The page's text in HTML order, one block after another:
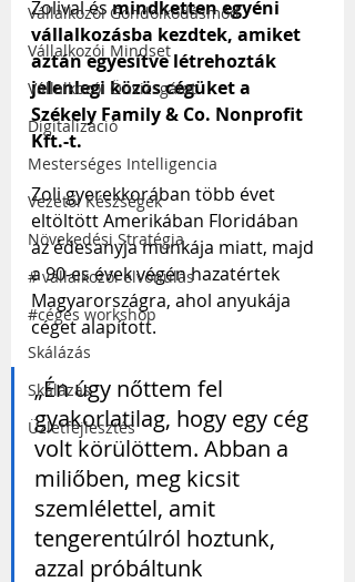
Vállalkozói Gondolkodásmód
Vállalkozói Mindset
Vállalkozói Önvizsgálat
Digitalizáció
Mesterséges Intelligencia
Vezetői Készségek
Növekedési Stratégia
# vállalkozói elvonulás
#céges workshop
Skálázás
Skálázás
Üzletfejlesztés
Zolival és mindketten egyéni
vállalkozásba kezdtek, amiket
aztán egyesítve létrehozták
jelenlegi közös cégüket a
Székely Family & Co. Nonprofit
Kft.-t.
Zoli gyerekkorában több évet
eltöltött Amerikában Floridában
az édesanyja munkája miatt, majd
a 90-es évek végén hazatértek
Magyarországra, ahol anyukája
céget alapított.
„Én úgy nőttem fel
gyakorlatilag, hogy egy cég
volt körülöttem. Abban a
miliőben, meg kicsit
szemlélettel, amit
tengerentúlról hoztunk,
azzal próbáltunk